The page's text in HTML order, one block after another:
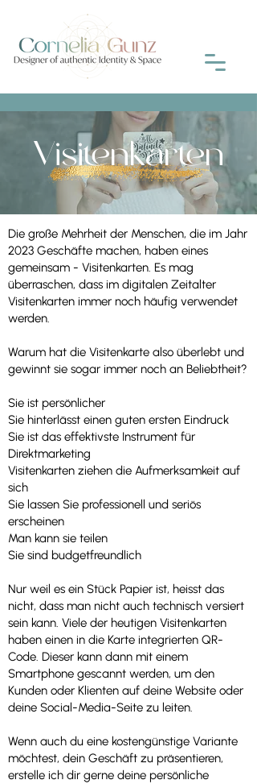
Visitenkarten
Die große Mehrheit der Menschen, die im Jahr
2023 Geschäfte machen, haben eines
gemeinsam - Visitenkarten. Es mag
überraschen, dass im digitalen Zeitalter
Visitenkarten immer noch häufig verwendet
werden.
Warum hat die Visitenkarte also überlebt und
gewinnt sie sogar immer noch an Beliebtheit?
Sie ist persönlicher
Sie hinterlässt einen guten ersten Eindruck
Sie ist das effektivste Instrument für
Direktmarketing
Visitenkarten ziehen die Aufmerksamkeit auf
sich
Sie lassen Sie professionell und seriös
erscheinen
Man kann sie teilen
Sie sind budgetfreundlich
Nur weil es ein Stück Papier ist, heisst das
nicht, dass man nicht auch technisch versiert
sein kann. Viele der heutigen Visitenkarten
haben einen in die Karte integrierten QR-
Code. Dieser kann dann mit einem
Smartphone gescannt werden, um den
Kunden oder Klienten auf deine Website oder
deine Social-Media-Seite zu leiten.
Wenn auch du eine kostengünstige Variante
möchtest, dein Geschäft zu präsentieren,
erstelle ich dir gerne deine persönliche